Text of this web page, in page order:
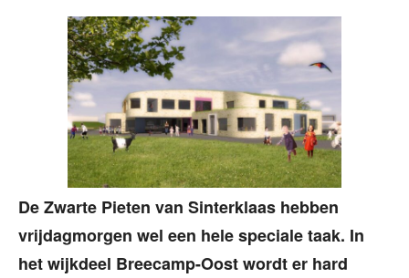
De Zwarte Pieten van Sinterklaas hebben
vrijdagmorgen wel een hele speciale taak. In
het wijkdeel Breecamp-Oost wordt er hard